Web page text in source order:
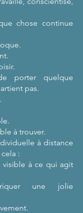
chose continue
porter quelque
pas.
à trouver.
à distance
:
à ce qui agit
une jolie